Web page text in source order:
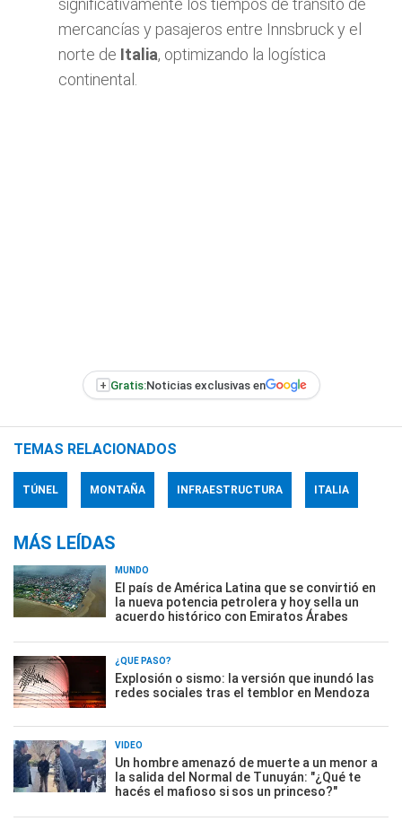
significativamente los tiempos de tránsito de
mercancías y pasajeros entre Innsbruck y el
norte de Italia, optimizando la logística
continental.
+ Gratis:Noticias exclusivas en
TEMAS RELACIONADOS
TÚNEL MONTAÑA INFRAESTRUCTURA ITALIA
MÁS LEÍDAS
MUNDO
El país de América Latina que se convirtió en
la nueva potencia petrolera y hoy sella un
acuerdo histórico con Emiratos Árabes
¿QUÉ PASÓ?
Explosión o sismo: la versión que inundó las
redes sociales tras el temblor en Mendoza
VIDEO
Un hombre amenazó de muerte a un menor a
la salida del Normal de Tunuyán: "¿Qué te
hacés el mafioso si sos un princeso?"